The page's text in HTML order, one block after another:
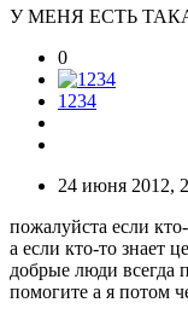
У МЕНЯ ЕСТЬ
0
1234
24 июня 2012,
пожалуйста если
а если кто-то знает
добрые люди всегда
помогите а я потом